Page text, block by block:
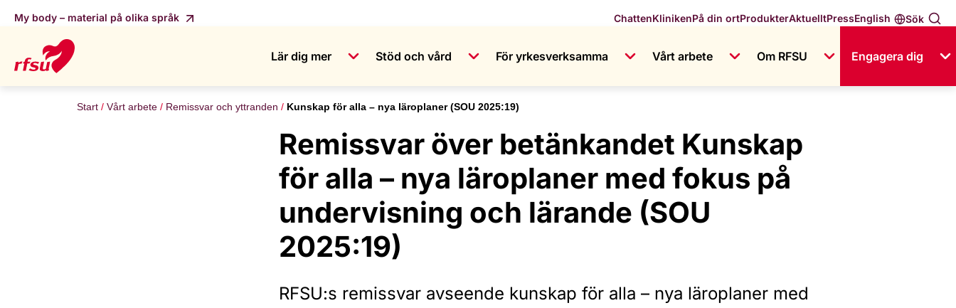
My body – material på olika språk Sök
English
ChattenKlinikenPå din ortProdukterAktuelltPress
Lär dig mer Stöd och vård För yrkesverksamma Vårt arbete Om RFSU Engagera dig
Start Vårt arbete Remissvar och yttranden Kunskap för alla – nya läroplaner (SOU 2025:19)
Remissvar över betänkandet Kunskap
för alla – nya läroplaner med fokus på
undervisning och lärande (SOU
2025:19)
RFSU:s remissvar avseende kunskap för alla – nya läroplaner med